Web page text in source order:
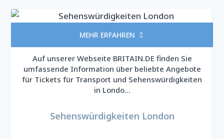
MEHR ERFAHREN 
Auf unserer Webseite BRITAIN.DE finden Sie
umfassende Information über beliebte Angebote
für Tickets für Transport und Sehenswürdigkeiten
in Londo...
Sehenswürdigkeiten London